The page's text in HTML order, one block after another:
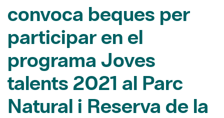
participar en el
programa Joves
talents 2021 al Parc
Natural i Reserva de la
Biosfera del Montseny